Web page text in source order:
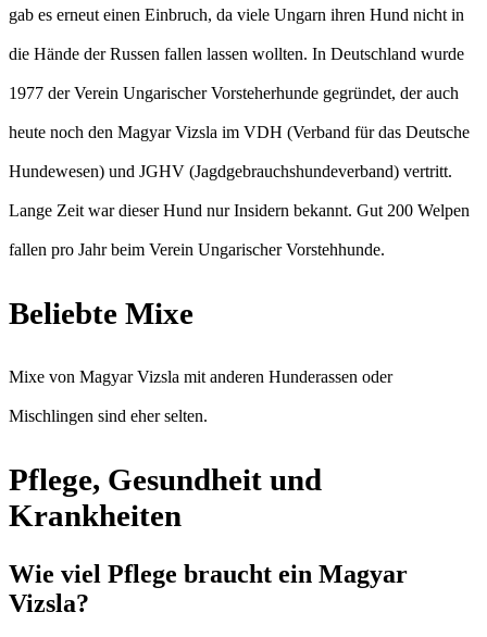
gab es erneut einen Einbruch, da viele Ungarn ihren Hund nicht in
die Hände der Russen fallen lassen wollten. In Deutschland wurde
1977 der Verein Ungarischer Vorsteherhunde gegründet, der auch
heute noch den Magyar Vizsla im VDH (Verband für das Deutsche
Hundewesen) und JGHV (Jagdgebrauchshundeverband) vertritt.
Lange Zeit war dieser Hund nur Insidern bekannt. Gut 200 Welpen
fallen pro Jahr beim Verein Ungarischer Vorstehhunde.
Beliebte Mixe
Mixe von Magyar Vizsla mit anderen Hunderassen oder
Mischlingen sind eher selten.
Pflege, Gesundheit und
Krankheiten
Wie viel Pflege braucht ein Magyar
Vizsla?